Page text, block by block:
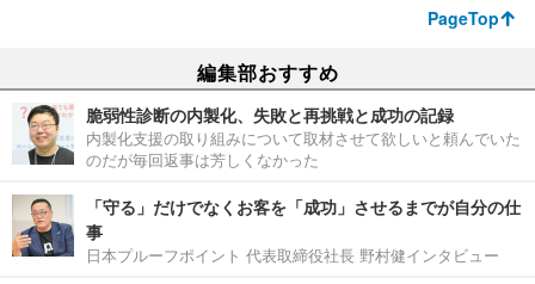
PageTop
編集部おすすめ
脆弱性診断の内製化、失敗と再挑戦と成功の記録
内製化支援の取り組みについて取材させて欲しいと頼んでいた
のだが毎回返事は芳しくなかった
「守る」だけでなくお客を「成功」させるまでが自分の仕
事
日本プルーフポイント 代表取締役社長 野村健インタビュー